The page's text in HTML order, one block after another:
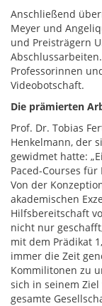
Anschließend
Meyer und
und Preisträgern
Professorinnen
Videobotschaft.
Die prämierten
Prof. Dr. Tobias
Henkelmann, der
gewidmet hatte:
Paced-Courses
Von der
akademischen
Hilfsbereitschaft
nicht nur
mit dem Prädikat
immer die Zeit
Kommilitonen zu
sich in seinem
gesamte